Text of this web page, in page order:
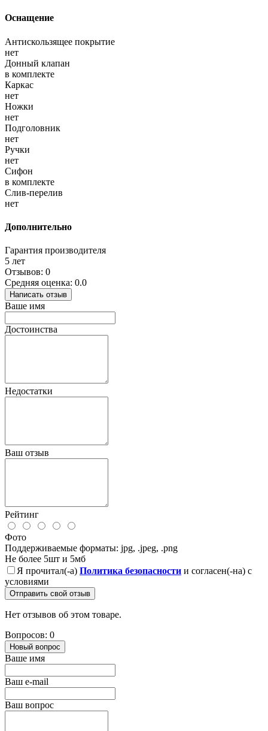
Оснащение
Антискользящее покрытие
нет
Донный клапан
в комплекте
Каркас
нет
Ножки
нет
Подголовник
нет
Ручки
нет
Сифон
в комплекте
Слив-перелив
нет
Дополнительно
Гарантия производителя
5 лет
Отзывов: 0
Средняя оценка: 0.0
Написать отзыв
Ваше имя
Достоинства
Недостатки
Ваш отзыв
Рейтинг
Фото
Поддерживаемые форматы: jpg, .jpeg, .png
Не более 5шт и 5мб
Я прочитал(-а) Политика безопасности и согласен(-на) с
условиями
Отправить свой отзыв
Нет отзывов об этом товаре.
Вопросов: 0
Новый вопрос
Ваше имя
Ваш e-mail
Ваш вопрос